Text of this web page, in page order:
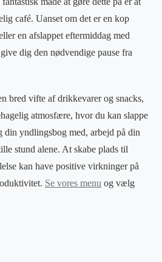
café. Uanset om det er en kop
en afslappet eftermiddag med
dig den nødvendige pause fra
bred vifte af drikkevarer og snacks,
atmosfære, hvor du kan slappe
din yndlingsbog med, arbejd på din
stund alene. At skabe plads til
kan have positive virkninger på
Se vores menu og vælg